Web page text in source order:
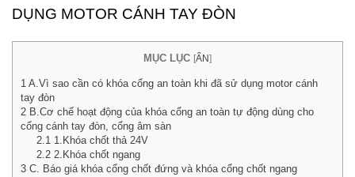
DỤNG MOTOR CÁNH TAY ĐÒN
MỤC LỤC [ẨN]
1 A.Vì sao cần có khóa cổng an toàn khi đã sử dụng motor cánh
tay đòn
2 B.Cơ chế hoạt động của khóa cổng an toàn tự động dùng cho
cổng cánh tay đòn, cổng âm sàn
2.11.Khóa chốt thả 24V
2.22.Khóa chốt ngang
3 C. Báo giá khóa cổng chốt đứng và khóa cổng chốt ngang
Rác